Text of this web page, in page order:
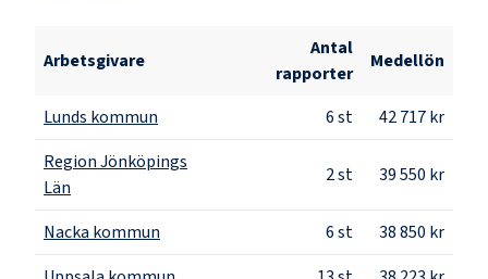
Arbetsgivare
Antal
rapporter
Medellön
Lunds kommun 6st
42 717 kr
Region Jönköpings
Län
2st 39 550 kr
Nacka kommun 6st
38 850 kr